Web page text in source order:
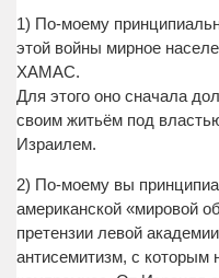
1) По-моему
этой войны мирное
ХАМАС.
Для этого оно сначала
своим житьём под
Израилем.
2) По-моему вы
американской «мировой
претензии левой
антисемитизм, с которым